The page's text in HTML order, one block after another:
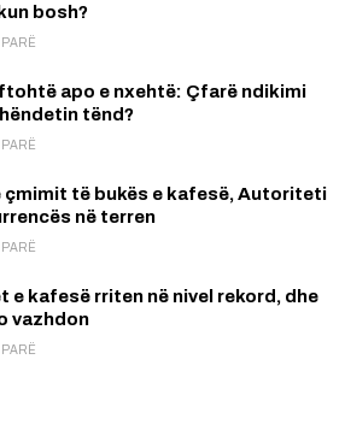
bosh?
PARË
apo e nxehtë: Çfarë ndikimi
tënd?
PARË
çmimit të bukës e kafesë, Autoriteti
në terren
PARË
e kafesë rriten në nivel rekord, dhe
vazhdon
PARË